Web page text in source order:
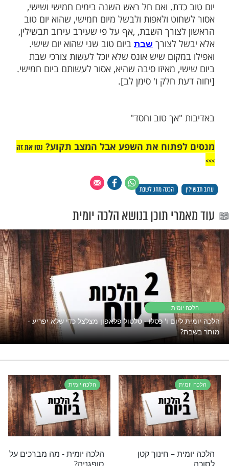
השנה ביום חמישי ושישי והניח עירוב
האם רשאי להכין צרכיו מיום חמישי
ואם חל ראש השנה בימים חמישי ושישי,
ולאפות ולבשל מיום חמישי, שהוא יום טוב
השבת, ,אף על פי שעירב עירוב תבשילין,
שיש אונס שלא יוכל לעשות צורכי שבת
מאיזו סיבה שהיא, אסור לעשותם ביום חמישי.
חלק ו' סימן לב].
טוב וחסד"
את השפע אבל המצב תקוע?נסו את זה
תוכן בנושא הלכה יומית